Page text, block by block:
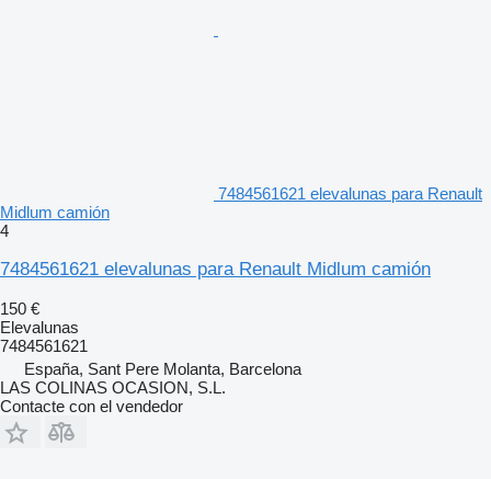
7484561621 elevalunas para Renault
Midlum camión
4
7484561621 elevalunas para Renault Midlum camión
150 €
Elevalunas
7484561621
España, Sant Pere Molanta, Barcelona
LAS COLINAS OCASION, S.L.
Contacte con el vendedor